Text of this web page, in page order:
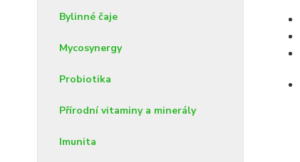
Bylinné čaje
Mycosynergy
Probiotika
Přírodní vitaminy a minerály
Imunita